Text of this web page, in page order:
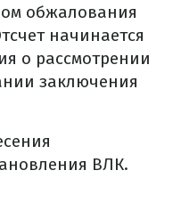
обжалования
начинается
о рассмотрении
заключения
ВЛК.